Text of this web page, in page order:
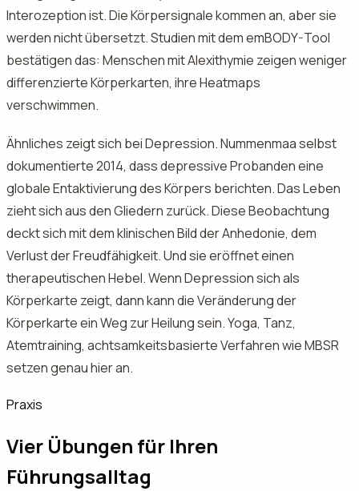
Interozeption ist. Die Körpersignale kommen an, aber sie
werden nicht übersetzt. Studien mit dem emBODY-Tool
bestätigen das: Menschen mit Alexithymie zeigen weniger
differenzierte Körperkarten, ihre Heatmaps
verschwimmen.
Ähnliches zeigt sich bei Depression. Nummenmaa selbst
dokumentierte 2014, dass depressive Probanden eine
globale Entaktivierung des Körpers berichten. Das Leben
zieht sich aus den Gliedern zurück. Diese Beobachtung
deckt sich mit dem klinischen Bild der Anhedonie, dem
Verlust der Freudfähigkeit. Und sie eröffnet einen
therapeutischen Hebel. Wenn Depression sich als
Körperkarte zeigt, dann kann die Veränderung der
Körperkarte ein Weg zur Heilung sein. Yoga, Tanz,
Atemtraining, achtsamkeitsbasierte Verfahren wie MBSR
setzen genau hier an.
Praxis
Vier Übungen für Ihren
Führungsalltag